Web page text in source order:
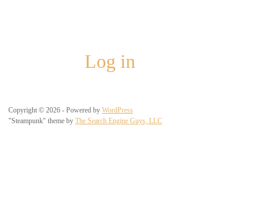
Log in
Copyright © 2026 - Powered by WordPress
"Steampunk" theme by The Search Engine Guys, LLC